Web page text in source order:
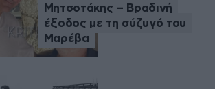
Μητσοτάκης – Βραδινή
έξοδος με τη σύζυγό του
Μαρέβα